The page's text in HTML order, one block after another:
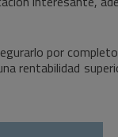
por
rentabilidad